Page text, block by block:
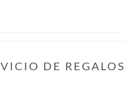
DE REGALOS